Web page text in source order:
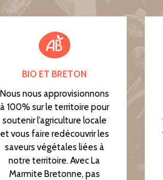
BIO ET BRETON
Nous nous approvisionnons
à 100% sur le territoire pour
soutenir l’agriculture locale
et vous faire redécouvrir les
saveurs végétales liées à
notre territoire. Avec La
Marmite Bretonne, pas